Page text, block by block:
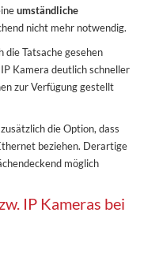
umständliche
nicht mehr notwendig.
die Tatsache gesehen
Kamera deutlich schneller
zur Verfügung gestellt
die Option, dass
beziehen. Derartige
möglich
IP Kameras bei